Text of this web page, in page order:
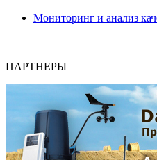
Мониторинг и анализ
ПАРТНЕРЫ